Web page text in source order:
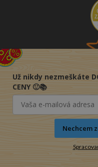
Už nikdy nezmeškáte
CENY 🙂📚
Nechcem